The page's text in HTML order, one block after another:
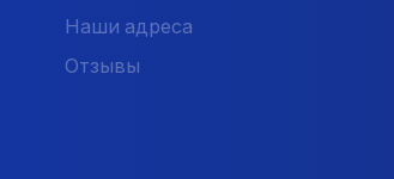
Наши адреса
Отзывы